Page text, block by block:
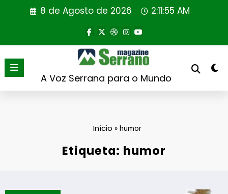
8 de Agosto de 2026 2:11:56 AM
A Voz Serrana para o Mundo
Início »humor
Etiqueta: humor